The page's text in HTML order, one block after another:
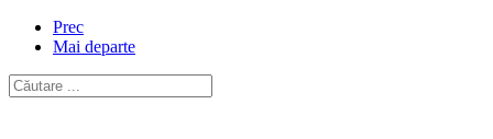
Prec
Mai departe